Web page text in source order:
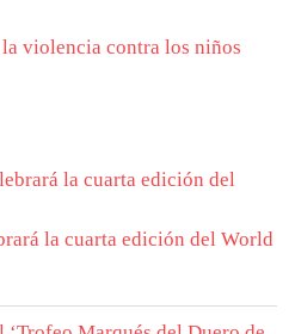
la cuarta edición del World